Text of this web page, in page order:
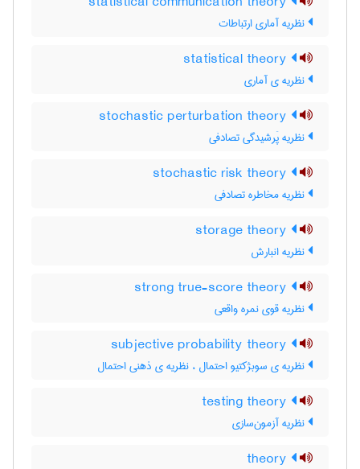
نظریه آماری ارتباطات
نظریه ی آماری
نظریه پَرشیدگی تصادفی
نظریه مخاطره تصادفی
نظریه انبارش
نظریه قوی نمره واقعی
نظریه ی سوبژکتیو احتمال ، نظریه ی ذهنی احتمال
نظریه آزمون‌سازی